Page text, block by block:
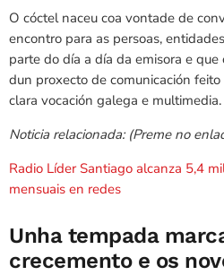
O cóctel naceu coa vontade de
encontro para as persoas,
parte do día a día da emisora e
dun proxecto de comunicación
clara vocación galega e multimedia.
Noticia relacionada: (Preme no
Radio Líder Santiago alcanza 5,4
mensuais en redes
Unha tempada
crecemento e os